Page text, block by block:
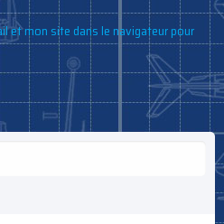
et mon site dans le navigateur pour